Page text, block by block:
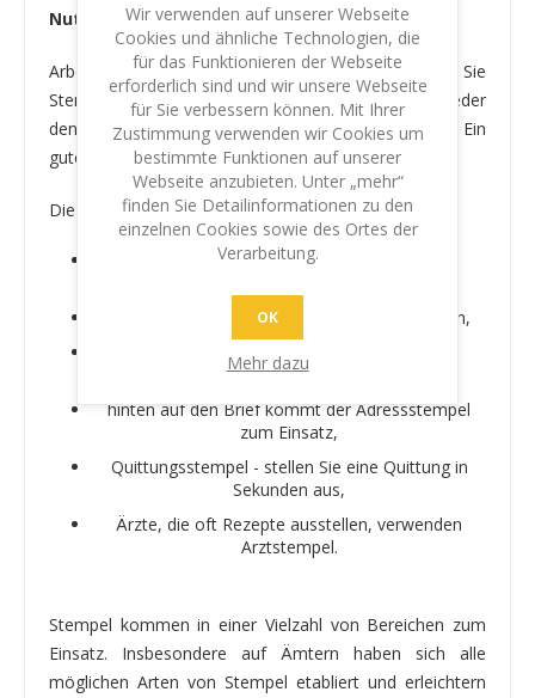
Nutzungsmöglichkeiten von Stempel im Büro
Arbeiten Sie schneller und effizienter, in dem Sie
Stempel bei der Arbeit einsetzen. Anstatt immer wieder
den selben Text zu schreiben, stempeln Sie diesen. Ein
gutes Beispiel ist der IBAN-Stempel.
Die folgenden Stempel werden oft bestellt:
Posteingang kennzeichnen mit Datum oder
Rechnungen mit Kontieruntsstempel versehen,
Als Notar benötigen Sie einen Notarstempel
(Rundstempel),
hinten auf den Brief kommt der Adressstempel
zum Einsatz,
Quittungsstempel - stellen Sie eine Quittung in
Sekunden aus,
Ärzte, die oft Rezepte ausstellen, verwenden
Arztstempel.
Stempel kommen in einer Vielzahl von Bereichen zum
Einsatz. Insbesondere auf Ämtern haben sich alle
möglichen Arten von Stempel etabliert und erleichtern
Wir verwenden auf unserer Webseite
Cookies und ähnliche Technologien, die
für das Funktionieren der Webseite
erforderlich sind und wir unsere Webseite
für Sie verbessern können. Mit Ihrer
Zustimmung verwenden wir Cookies um
bestimmte Funktionen auf unserer
Webseite anzubieten. Unter „mehr“
finden Sie Detailinformationen zu den
einzelnen Cookies sowie des Ortes der
Verarbeitung.
OK
Mehr dazu